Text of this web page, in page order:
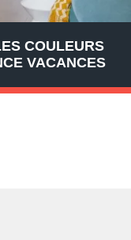
COULEURS
VACANCES